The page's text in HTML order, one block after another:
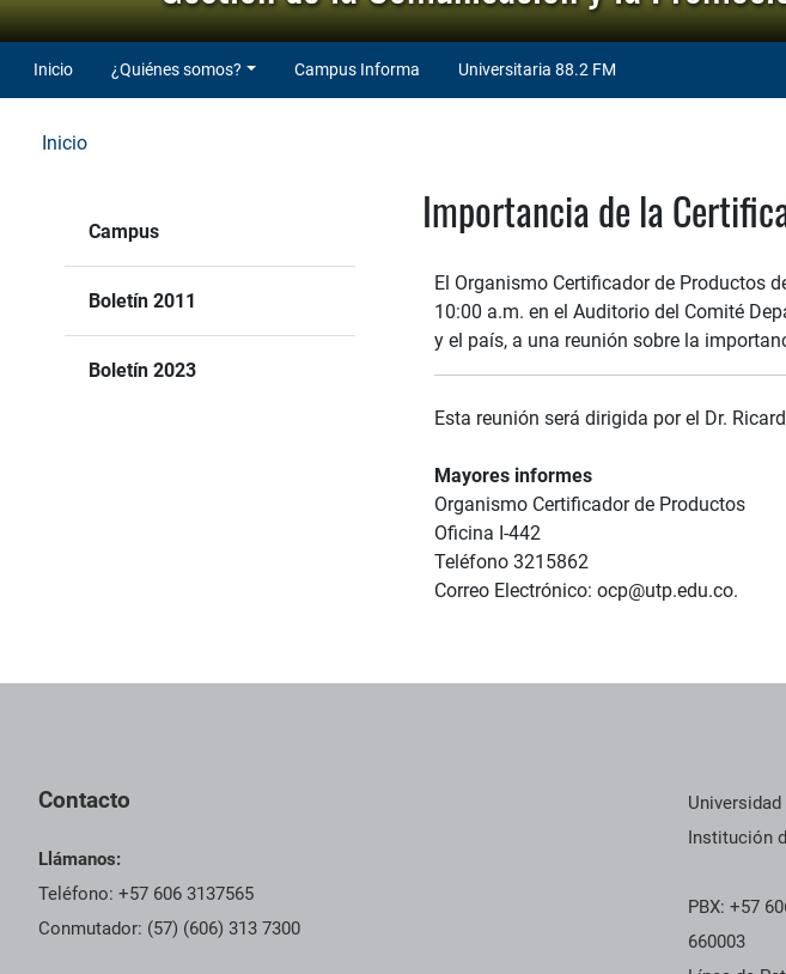
Inicio ¿Quiénes somos? Campus Informa Universitaria 88.2 FM
Inicio
Campus
Boletín 2011
Boletín 2023
Importancia de la
El Organismo Certificador de Productos
10:00 a.m. en el Auditorio del Comité
y el país, a una reunión sobre la
Esta reunión será dirigida por el Dr.
Mayores informes
Organismo Certificador de Productos
Oficina I-442
Teléfono 3215862
Correo Electrónico: ocp@utp.edu.co.
Contacto
Llámanos:
Teléfono: +57 606 3137565
Conmutador: (57) (606) 313 7300
Institución
PBX: +57
660003